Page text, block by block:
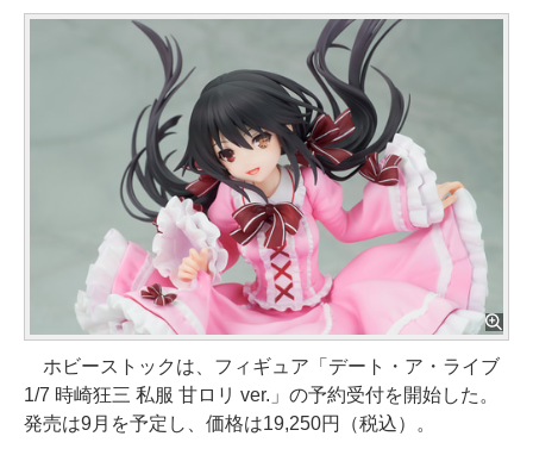
ホビーストックは、フィギュア「デート・ア・ライブ
1/7 時崎狂三 私服 甘ロリ ver.」の予約受付を開始した。
発売は9月を予定し、価格は19,250円（税込）。